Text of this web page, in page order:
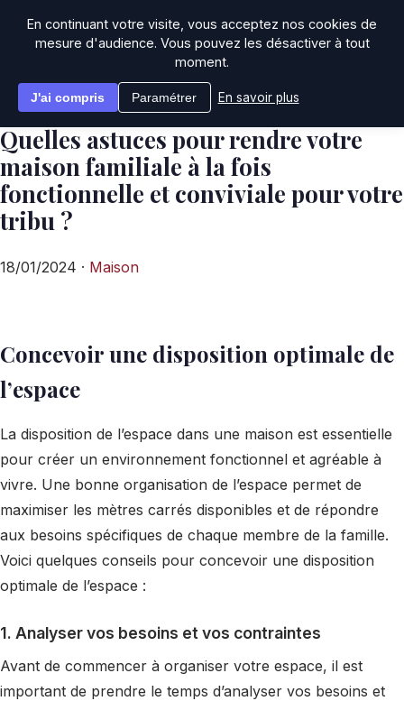
Quelles astuces pour rendre votre maison familiale à la fois
fonctionnelle et conviviale pour votre tribu ?
Quelles astuces pour rendre votre
maison familiale à la fois
fonctionnelle et conviviale pour votre
tribu ?
18/01/2024 · Maison
Concevoir une disposition optimale de
l’espace
La disposition de l’espace dans une maison est essentielle
pour créer un environnement fonctionnel et agréable à
vivre. Une bonne organisation de l’espace permet de
maximiser les mètres carrés disponibles et de répondre
aux besoins spécifiques de chaque membre de la famille.
Voici quelques conseils pour concevoir une disposition
optimale de l’espace :
1. Analyser vos besoins et vos contraintes
Avant de commencer à organiser votre espace, il est
important de prendre le temps d’analyser vos besoins et
En continuant votre visite, vous acceptez nos cookies de
mesure d'audience. Vous pouvez les désactiver à tout
moment.
J'ai compris Paramétrer En savoir plus